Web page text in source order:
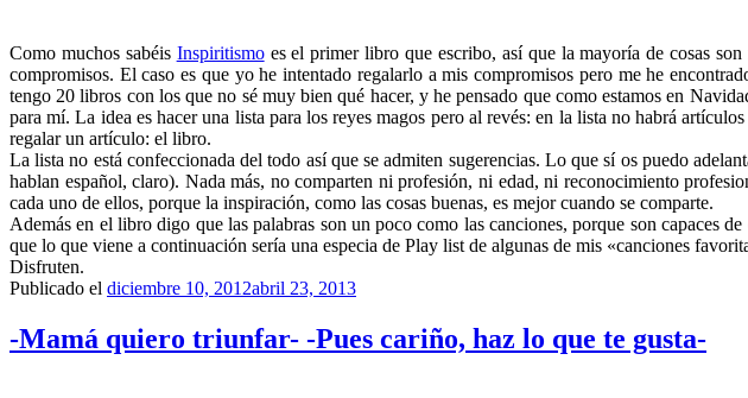
Como muchos sabéis Inspiritismoes el primer libro que escribo, así que la mayoría de cosas
compromisos. El caso es que yo he intentado regalarlo a mis compromisos pero me he
tengo 20 libros con los que no sé muy bien qué hacer, y he pensado que como estamos en
para mí. La idea es hacer una lista para los reyes magos pero al revés: en la lista no habrá
regalar un artículo: el libro.
La lista no está confeccionada del todo así que se admiten sugerencias. Lo que sí os puedo
hablan español, claro). Nada más, no comparten ni profesión, ni edad, ni reconocimiento
cada uno de ellos, porque la inspiración, como las cosas buenas, es mejor cuando se comparte.
Además en el libro digo que las palabras son un poco como las canciones, porque son capaces
que lo que viene a continuación sería una especia de Play list de algunas de mis «canciones
Disfruten.
Publicado el diciembre 10, 2012abril 23, 2013
-Mamá quiero triunfar- -Pues cariño, haz lo que te gusta-